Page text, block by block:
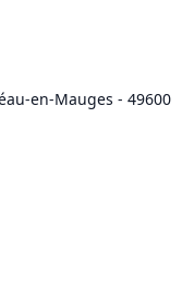
en-Mauges - 49600